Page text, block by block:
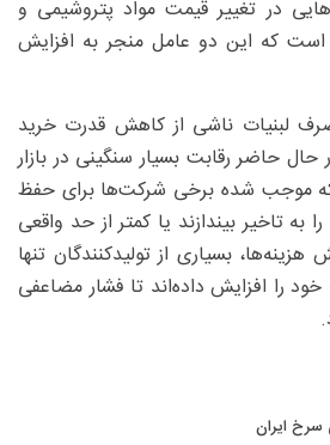
در تغییر قیمت مواد پتروشیمی و
است که این دو عامل منجر به افزایش
لبنیات ناشی از کاهش قدرت خرید
حاضر رقابت بسیار سنگینی در بازار
که موجب شده برخی شرکت‌ها برای حفظ
به تاخیر بیندازند یا کمتر از حد واقعی
هزینه‌ها، بسیاری از تولیدکنندگان تنها
را افزایش داده‌اند تا فشار مضاعفی
سرخ ایران